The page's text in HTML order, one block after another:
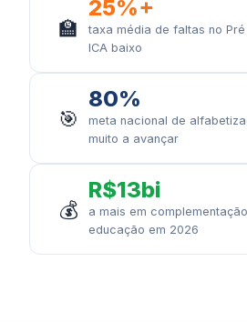
🏫
25%+
taxa média de faltas no
ICA baixo
🎯
80%
meta nacional de
muito a avançar
💰
R$13bi
a mais em
educação em 2026